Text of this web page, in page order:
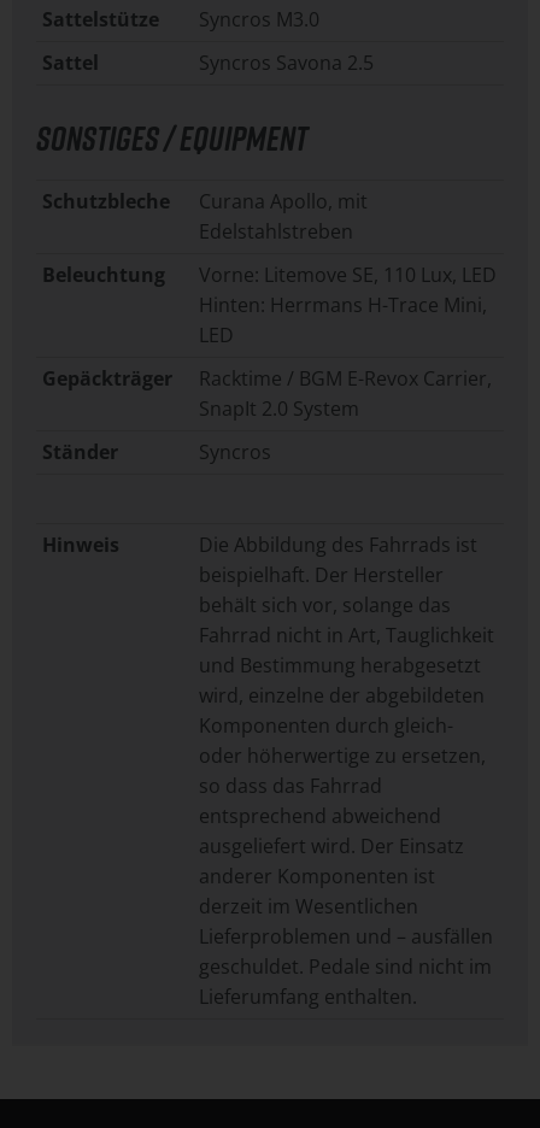
Sattelstütze
Syncros M3.0
Sattel
Syncros Savona 2.5
SONSTIGES / EQUIPMENT
Schutzbleche
Curana Apollo, mit
Edelstahlstreben
Beleuchtung
Vorne: Litemove SE, 110 Lux, LED
Hinten: Herrmans H-Trace Mini,
LED
Gepäckträger
Racktime / BGM E-Revox Carrier,
SnapIt 2.0 System
Ständer
Syncros
Hinweis
Die Abbildung des Fahrrads ist
beispielhaft. Der Hersteller
behält sich vor, solange das
Fahrrad nicht in Art, Tauglichkeit
und Bestimmung herabgesetzt
wird, einzelne der abgebildeten
Komponenten durch gleich-
oder höherwertige zu ersetzen,
so dass das Fahrrad
entsprechend abweichend
ausgeliefert wird. Der Einsatz
anderer Komponenten ist
derzeit im Wesentlichen
Lieferproblemen und – ausfällen
geschuldet. Pedale sind nicht im
Lieferumfang enthalten.